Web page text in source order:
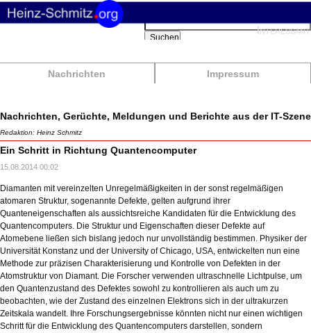
Nachrichten Impressum
Suchbegriffe
Suchen
Nachrichten, Gerüchte, Meldungen und Berichte aus der IT-Szene
Redaktion: Heinz Schmitz
Ein Schritt in Richtung Quantencomputer
15.08.2014 00:02
Diamanten mit vereinzelten Unregelmäßigkeiten in der sonst regelmäßigen
atomaren Struktur, sogenannte Defekte, gelten aufgrund ihrer
Quanteneigenschaften als aussichtsreiche Kandidaten für die Entwicklung des
Quantencomputers. Die Struktur und Eigenschaften dieser Defekte auf
Atomebene ließen sich bislang jedoch nur unvollständig bestimmen. Physiker der
Universität Konstanz und der University of Chicago, USA, entwickelten nun eine
Methode zur präzisen Charakterisierung und Kontrolle von Defekten in der
Atomstruktur von Diamant. Die Forscher verwenden ultraschnelle Lichtpulse, um
den Quantenzustand des Defektes sowohl zu kontrollieren als auch um zu
beobachten, wie der Zustand des einzelnen Elektrons sich in der ultrakurzen
Zeitskala wandelt. Ihre Forschungsergebnisse könnten nicht nur einen wichtigen
Schritt für die Entwicklung des Quantencomputers darstellen, sondern